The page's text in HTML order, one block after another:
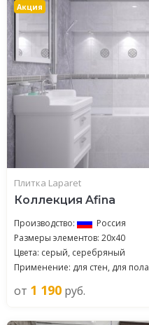
Акция
Плитка Laparet
Коллекция Afina
Производство:
Россия
Размеры элементов: 20x40
Цвета: серый, серебряный
Применение: для стен, для пола
от 1 190 руб.